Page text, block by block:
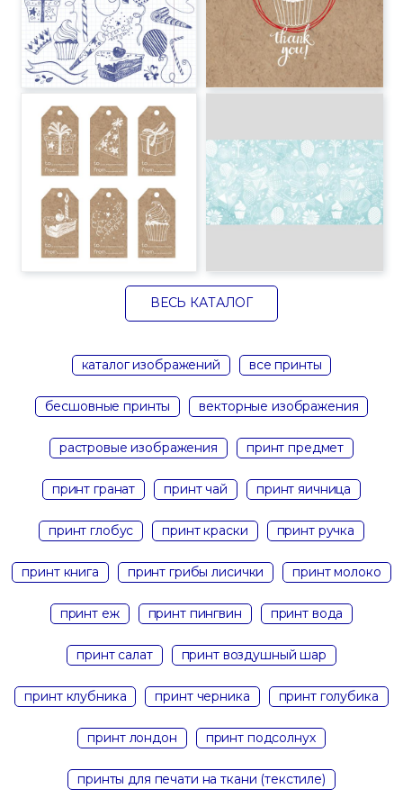
ВЕСЬ КАТАЛОГ
каталог изображений все принты
бесшовные принты векторные изображения
растровые изображения принт предмет
принт гранат принт чай принт яичница
принт глобус принт краски принт ручка
принт книга принт грибы лисички принт молоко
принт еж принт пингвин принт вода
принт салат принт воздушный шар
принт клубника принт черника принт голубика
принт лондон принт подсолнух
принты для печати на ткани (текстиле)